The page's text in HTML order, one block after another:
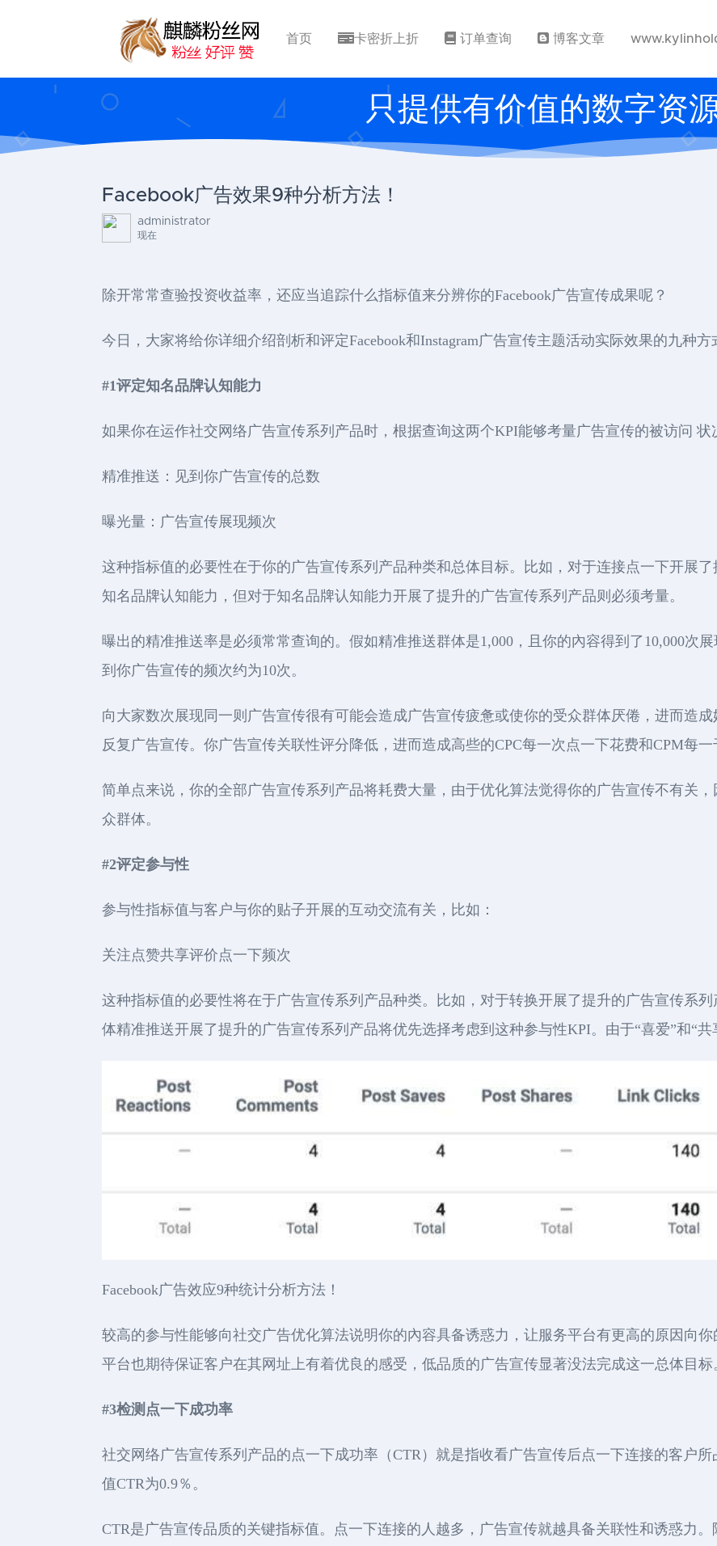
首页 卡密折上折 订单查询 博客文章
只提供有价值的数字资
Facebook广告效果9种分析方法！
administrator
现在
除开常常查验投资收益率，还应当追踪什么指标值来分辨你的Facebook广告宣传成果呢？
今日，大家将给你详细介绍剖析和评定Facebook和Instagram广告宣传主题活动实际效果的九种
#1评定知名品牌认知能力
如果你在运作社交网络广告宣传系列产品时，根据查询这两个KPI能够考量广告宣传的被访问 状
精准推送：见到你广告宣传的总数
曝光量：广告宣传展现频次
这种指标值的必要性在于你的广告宣传系列产品种类和总体目标。比如，对于连接点一下开展
知名品牌认知能力，但对于知名品牌认知能力开展了提升的广告宣传系列产品则必须考量。
曝出的精准推送率是必须常常查询的。假如精准推送群体是1,000，且你的內容得到了10,000次
到你广告宣传的频次约为10次。
向大家数次展现同一则广告宣传很有可能会造成广告宣传疲惫或使你的受众群体厌倦，进而造
反复广告宣传。你广告宣传关联性评分降低，进而造成高些的CPC每一次点一下花费和CPM每一
简单点来说，你的全部广告宣传系列产品将耗费大量，由于优化算法觉得你的广告宣传不有关
众群体。
#2评定参与性
参与性指标值与客户与你的贴子开展的互动交流有关，比如：
关注点赞共享评价点一下频次
这种指标值的必要性将在于广告宣传系列产品种类。比如，对于转换开展了提升的广告宣传系
体精准推送开展了提升的广告宣传系列产品将优先选择考虑到这种参与性KPI。由于“喜爱”和“共
Facebook广告效应9种统计分析方法！
较高的参与性能够向社交广告优化算法说明你的內容具备诱惑力，让服务平台有更高的原因向
平台也期待保证客户在其网址上有着优良的感受，低品质的广告宣传显著没法完成这一总体目标
#3检测点一下成功率
社交网络广告宣传系列产品的点一下成功率（CTR）就是指收看广告宣传后点一下连接的客户所
值CTR为0.9％。
CTR是广告宣传品质的关键指标值。点一下连接的人越多，广告宣传就越具备关联性和诱惑力